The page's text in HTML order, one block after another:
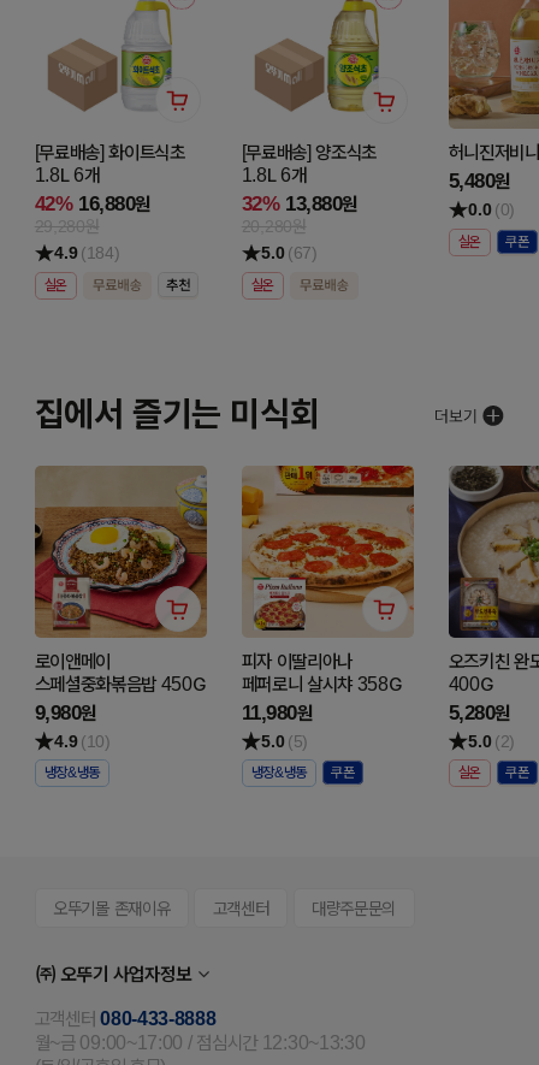
[무료배송] 화이트식초
1.8L 6개
42% 16,880원
29,280원
4.9 (184)
실온
[무료배송] 양조식초
1.8L 6개
32% 13,880원
20,280원
5.0 (67)
실온
허니진저비
5,480원
0.0 (0)
실온
집에서 즐기는 미식회
로이앤메이
스페셜중화볶음밥 450G
9,980원
4.9 (10)
냉장&냉동
피자 이딸리아나
페퍼로니 살시챠 358G
11,980원
5.0 (5)
냉장&냉동
오즈키친 완
400G
5,280원
5.0 (2)
실온
오뚜기몰 존재이유 고객센터 대량주문문의
㈜ 오뚜기 사업자정보
고객센터080-433-8888
월~금 09:00~17:00 / 점심시간 12:30~13:30